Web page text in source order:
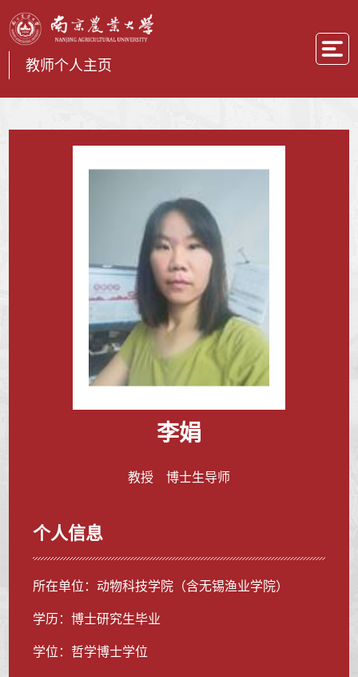
教师个人主页
李娟
教授 博士生导师
个人信息
所在单位：动物科技学院（含无锡渔业学院）
学历：博士研究生毕业
学位：哲学博士学位